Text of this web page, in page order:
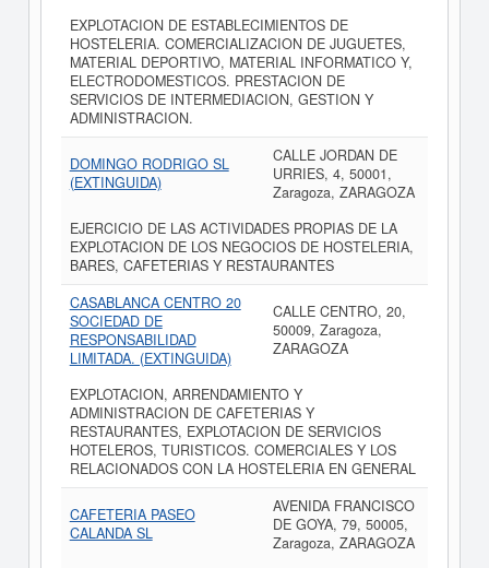
EXPLOTACION DE ESTABLECIMIENTOS DE
HOSTELERIA. COMERCIALIZACION DE JUGUETES,
MATERIAL DEPORTIVO, MATERIAL INFORMATICO Y,
ELECTRODOMESTICOS. PRESTACION DE
SERVICIOS DE INTERMEDIACION, GESTION Y
ADMINISTRACION.
DOMINGO RODRIGO SL
(EXTINGUIDA)
CALLE JORDAN DE
URRIES, 4, 50001,
Zaragoza, ZARAGOZA
EJERCICIO DE LAS ACTIVIDADES PROPIAS DE LA
EXPLOTACION DE LOS NEGOCIOS DE HOSTELERIA,
BARES, CAFETERIAS Y RESTAURANTES
CASABLANCA CENTRO 20
SOCIEDAD DE
RESPONSABILIDAD
LIMITADA. (EXTINGUIDA)
CALLE CENTRO, 20,
50009, Zaragoza,
ZARAGOZA
EXPLOTACION, ARRENDAMIENTO Y
ADMINISTRACION DE CAFETERIAS Y
RESTAURANTES, EXPLOTACION DE SERVICIOS
HOTELEROS, TURISTICOS. COMERCIALES Y LOS
RELACIONADOS CON LA HOSTELERIA EN GENERAL
CAFETERIA PASEO
CALANDA SL
AVENIDA FRANCISCO
DE GOYA, 79, 50005,
Zaragoza, ZARAGOZA